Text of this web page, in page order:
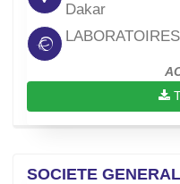
Dakar
SOCIETE